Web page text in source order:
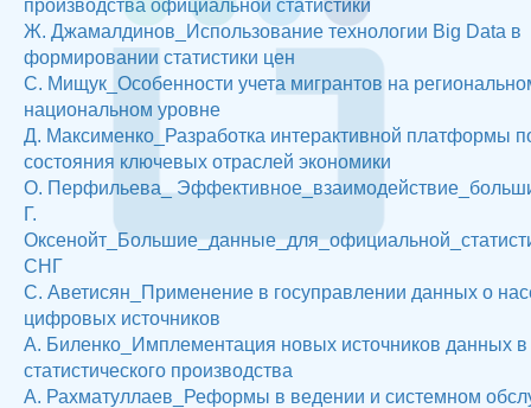
производства официальной статистики
Ж. Джамалдинов_Использование технологии Big Data в
формировании статистики цен
С. Мищук_Особенности учета мигрантов на
национальном уровне
Д. Максименко_Разработка интерактивной платформы
состояния ключевых отраслей экономики
О. Перфильева_
Г.
СНГ
С. Аветисян_Применение в госуправлении данных о
цифровых источников
А. Биленко_Имплементация новых источников данных в
статистического производства
А. Рахматуллаев_Реформы в ведении и системном